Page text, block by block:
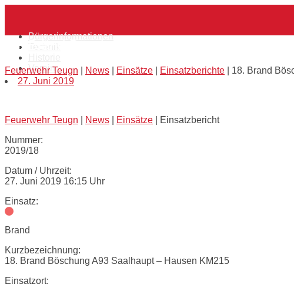
content
Bürgerinformationen
Verein
18. Brand Böschung A93 Saalhaupt – Hausen
Feuerwehr Teugn News Einsätze Einsatzberichte
18. Brand
27. Juni 2019
Feuerwehr Teugn News Einsätze
Einsatzbericht
Nummer:
2019/18
Datum / Uhrzeit:
27. Juni 2019 16:15 Uhr
Einsatz:
Brand
Kurzbezeichnung:
18. Brand Böschung A93 Saalhaupt – Hausen KM215
Einsatzort: